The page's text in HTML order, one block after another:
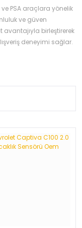
ve PSA araçlara yönelik
ve güven
avantajıyla birleştirerek
deneyimi sağlar.